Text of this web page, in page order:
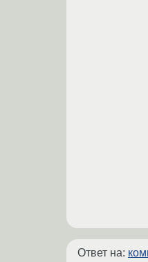
Ответ на: